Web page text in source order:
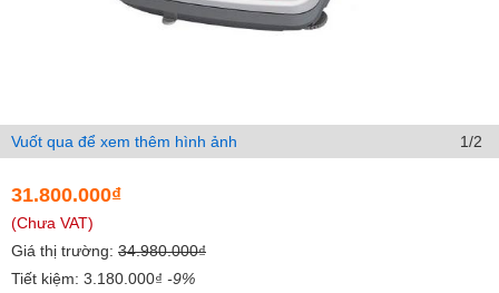
Vuốt qua để xem thêm hình ảnh 1/2
31.800.000₫
(Chưa VAT)
Giá thị trường: 34.980.000₫
Tiết kiệm: 3.180.000₫ -9%